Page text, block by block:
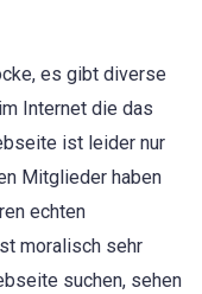
es gibt diverse
Internet die das
ist leider nur
Mitglieder haben
echten
moralisch sehr
suchen, sehen